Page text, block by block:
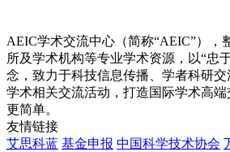
AEIC学术交流中心（简称“AEIC”），
所及学术机构等专业学术资源，以“忠
念，致力于科技信息传播、学者科研
学术相关交流活动，打造国际学术高
更简单。
友情链接
艾思科蓝 基金申报 中国科学技术协会